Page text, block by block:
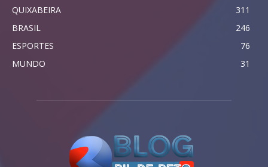
QUIXABEIRA
311
BRASIL
246
ESPORTES
76
MUNDO
31